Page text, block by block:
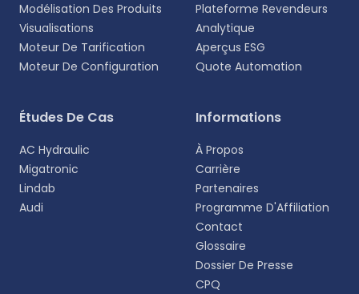
Sélectionnez votre langue
Choisissez votre langue préférée pour une
expérience plus personnalisée.
Modélisation Des Produits
Visualisations
Moteur De Tarification
Moteur De Configuration
Plateforme Revendeurs
Analytique
Aperçus ESG
Quote Automation
Études De Cas
AC Hydraulic
Migatronic
Lindab
Audi
Informations
À Propos
Carrière
Partenaires
Programme D'Affiliation
Contact
Glossaire
Dossier De Presse
CPQ